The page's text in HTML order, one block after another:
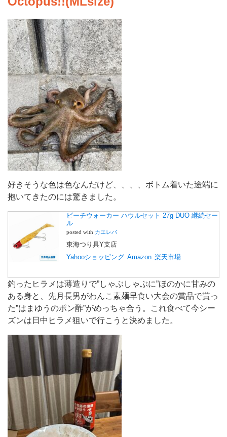
好きそうな色は色なんだけど、、、、ボトム着いた途端に
抱いてきたのには驚きました。
ビーチウォーカー ハウルセット 27g DUO 継続セー
ル
posted with カエレバ
東海つり具Y支店
Yahooショッピング Amazon 楽天市場
釣ったヒラメは薄造りで”しゃぶしゃぶに”ほのかに甘みの
ある身と、先月長男がわんこ素麺早食い大会の賞品で貰っ
た”はまゆうのポン酢”がめっちゃ合う。これ食べて今シー
ズンは日中ヒラメ狙いで行こうと決めました。